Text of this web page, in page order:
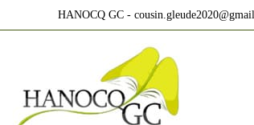
to
HANOCQ GC -